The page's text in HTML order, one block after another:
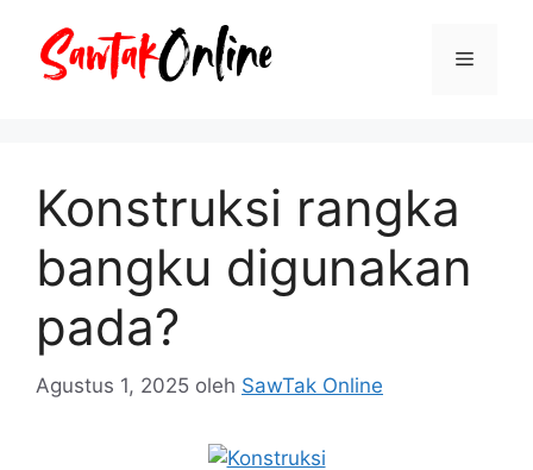
Menu
Konstruksi rangka
bangku digunakan
pada?
Agustus 1, 2025 oleh SawTak Online